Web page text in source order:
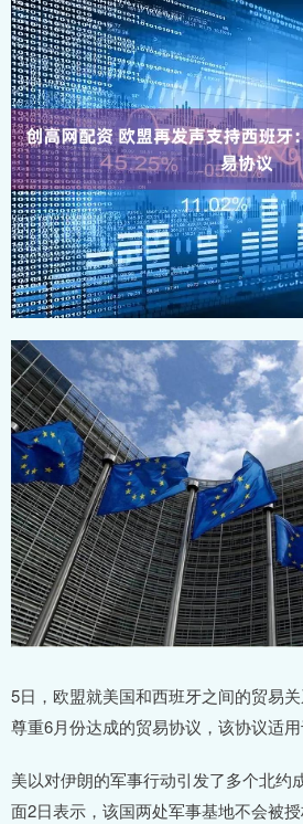
5日，欧盟就美国和西班牙之间的贸易
尊重6月份达成的贸易协议，该协议适用
美以对伊朗的军事行动引发了多个北约
面2日表示，该国两处军事基地不会被